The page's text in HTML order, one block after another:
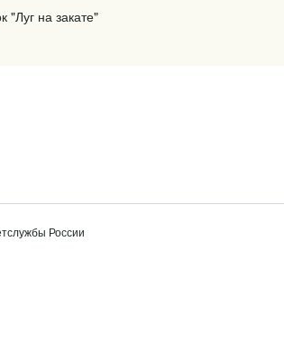
"Луг на закате"
России